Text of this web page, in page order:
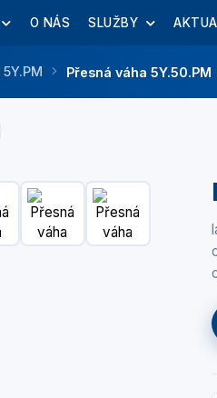
O NÁS SLUŽBY
Přesná váha 5Y.50.PM